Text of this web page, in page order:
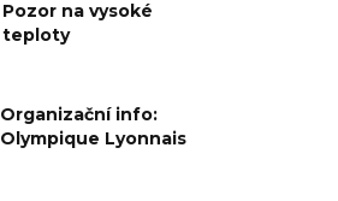
Pozor na vysoké
teploty
Organizační info:
Olympique Lyonnais